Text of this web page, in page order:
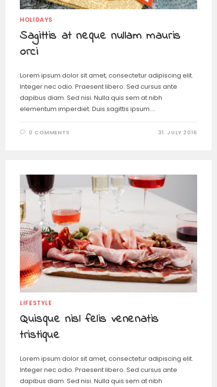
HOLIDAYS
Sagittis at neque nullam mauris
orci
Lorem ipsum dolor sit amet, consectetur adipiscing elit.
Integer nec odio. Praesent libero. Sed cursus ante
dapibus diam. Sed nisi. Nulla quis sem at nibh
elementum imperdiet. Duis sagittis ipsum.…
0 COMMENTS 31. JULY 2016
LIFESTYLE
Quisque nisl felis venenatis
tristique
Lorem ipsum dolor sit amet, consectetur adipiscing elit.
Integer nec odio. Praesent libero. Sed cursus ante
dapibus diam. Sed nisi. Nulla quis sem at nibh